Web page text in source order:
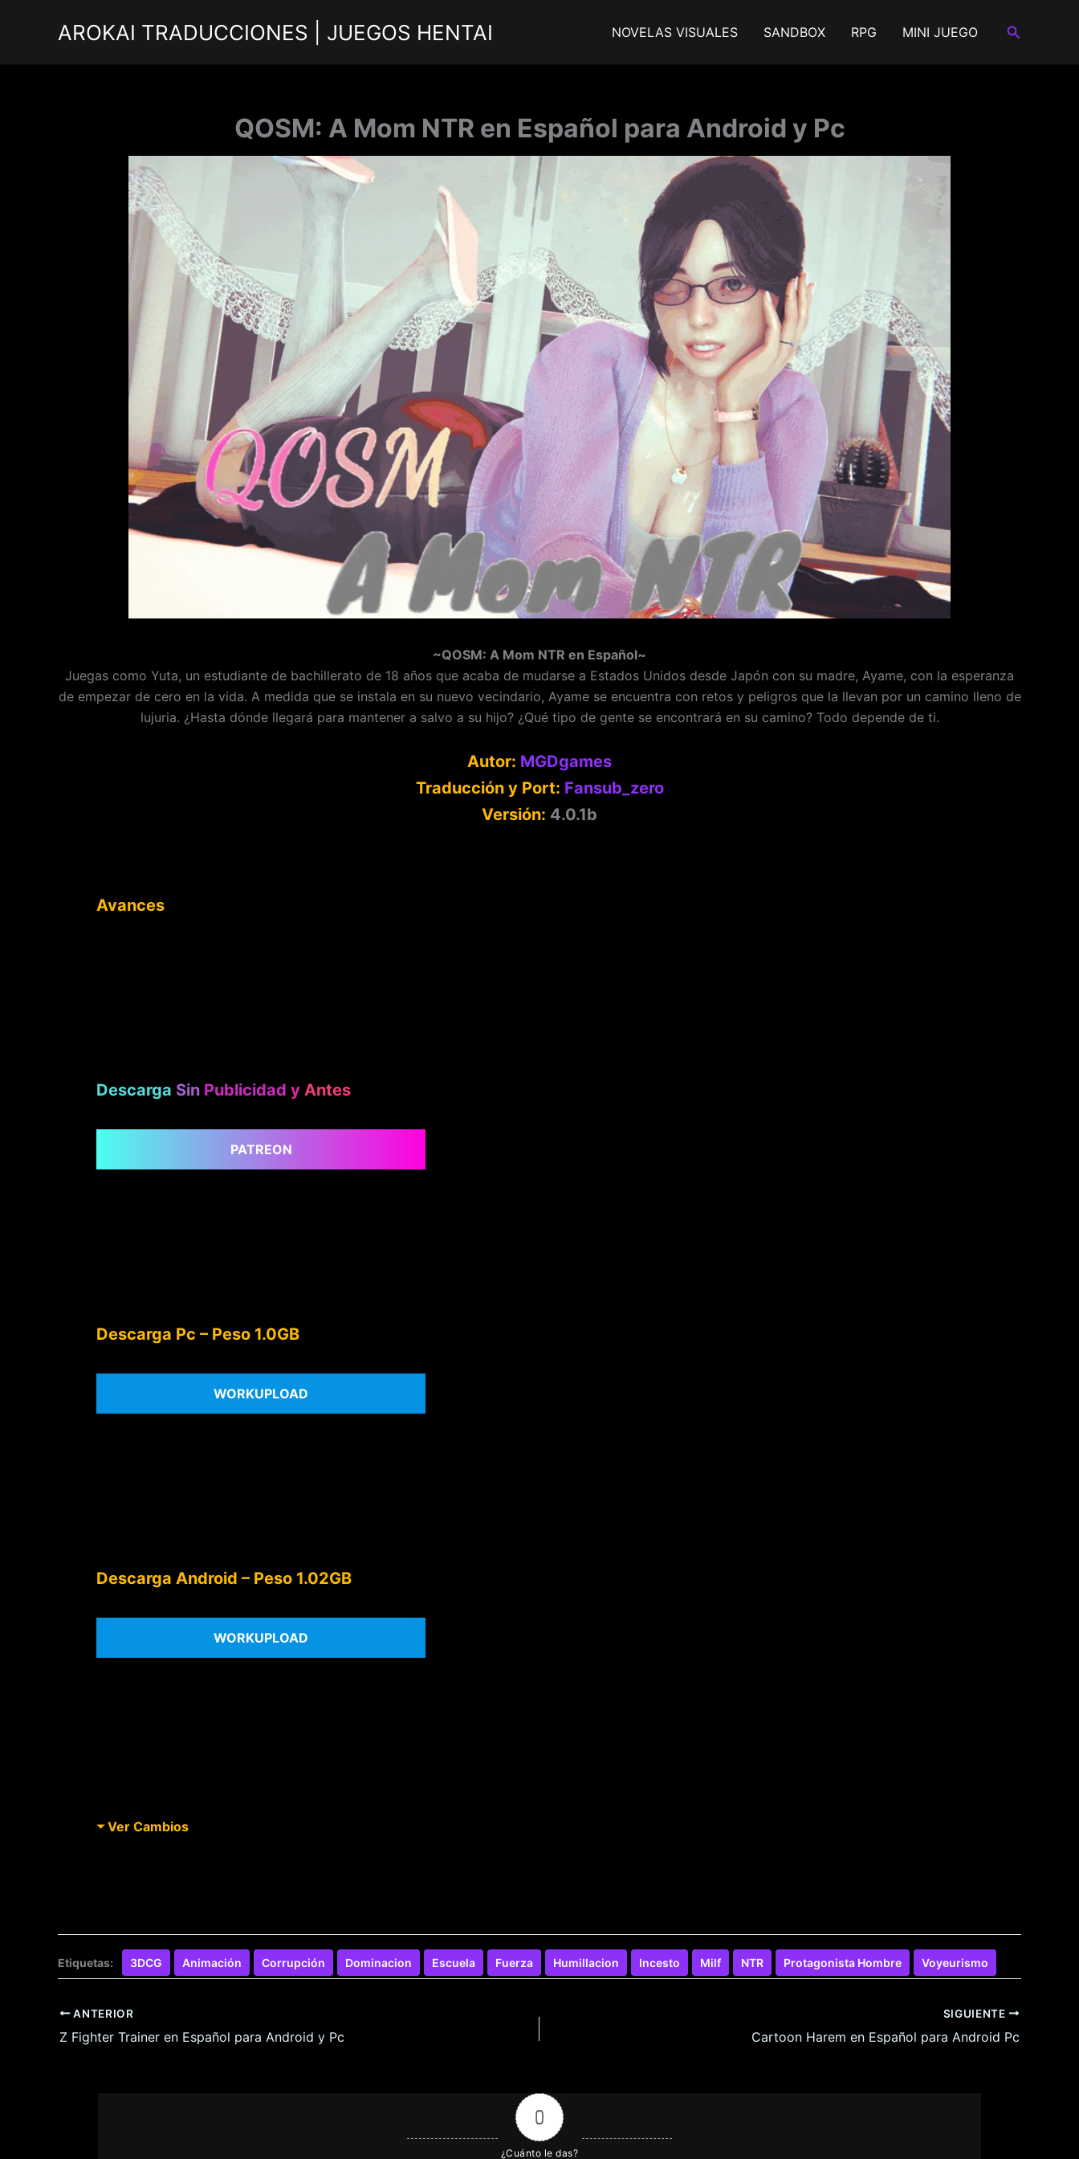
AROKAI TRADUCCIONES | JUEGOS HENTAI NOVELAS VISUALES SANDBOX RPG MINI JUEGO Buscar
QOSM: A Mom NTR en Español para Android y Pc
~QOSM: A Mom NTR en Español~
Juegas como Yuta, un estudiante de bachillerato de 18 años que acaba de mudarse a Estados Unidos desde Japón con su madre, Ayame, con la esperanza
de empezar de cero en la vida. A medida que se instala en su nuevo vecindario, Ayame se encuentra con retos y peligros que la llevan por un camino lleno de
lujuria. ¿Hasta dónde llegará para mantener a salvo a su hijo? ¿Qué tipo de gente se encontrará en su camino? Todo depende de ti.
Autor: MGDgames
Traducción y Port: Fansub_zero
Versión: 4.0.1b
Avances
Descarga Sin Publicidad y Antes
PATREON
Descarga Pc – Peso 1.0GB
WORKUPLOAD
Descarga Android – Peso 1.02GB
WORKUPLOAD
Ver Cambios
Etiquetas: 3DCG Animación Corrupción Dominacion Escuela Fuerza Humillacion Incesto Milf NTR Protagonista Hombre Voyeurismo
ANTERIOR
Z Fighter Trainer en Español para Android y Pc
SIGUIENTE
Cartoon Harem en Español para Android Pc
0
¿Cuánto le das?